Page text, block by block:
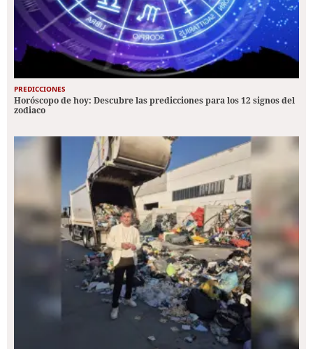
PREDICCIONES
Horóscopo de hoy: Descubre las predicciones para los 12 signos del
zodiaco